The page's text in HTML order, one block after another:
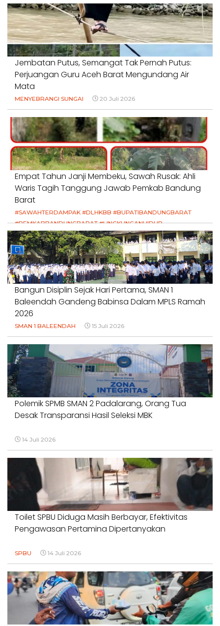
Jembatan Putus, Semangat Tak Pernah Putus:
Perjuangan Guru Aceh Barat Mengundang Air
Mata
MENYEBRANGI SUNGAI 20 Juli 2026
Empat Tahun Janji Membeku, Sawah Rusak: Ahli
Waris Tagih Tanggung Jawab Pemkab Bandung
Barat
#SAWAHTERDAMPAK #DLHKBB #BUPATIBANDUNGBARAT
#PEMKABBANDUNGBARAT #LINGKUNGANHIDUP
#HAKPETANI #KEADILANUNTUKPETANI
#NORMALISASISALURAN #IRIGASIRUSAK
#DUGAANPENCEMARAN #AKUNTABILITASPEMERINTAH
18 Juli 2026
Bangun Disiplin Sejak Hari Pertama, SMAN 1
Baleendah Gandeng Babinsa Dalam MPLS Ramah
2026
SMAN 1 BALEENDAH 15 Juli 2026
Polemik SPMB SMAN 2 Padalarang, Orang Tua
Desak Transparansi Hasil Seleksi MBK
14 Juli 2026
Toilet SPBU Diduga Masih Berbayar, Efektivitas
Pengawasan Pertamina Dipertanyakan
SPBU 14 Juli 2026